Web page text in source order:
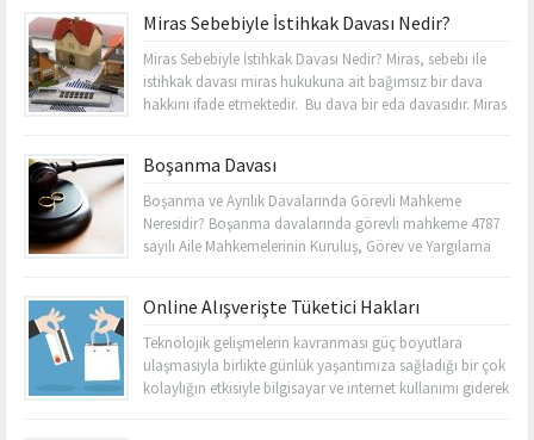
mesajla kendilerine ait tesislere yemeğe davet ederek,
yemek esnasında yüksek sesli müzik eşliğinde yapılan
tanıtımlar ile baskı altına alarak...
Miras Sebebiyle İstihkak Davası Nedir?
Miras Sebebiyle İstihkak Davası Nedir? Miras, sebebi ile
istihkak davası miras hukukuna ait bağımsız bir dava
hakkını ifade etmektedir. Bu dava bir eda davasıdır. Miras
terekenin tamamı veya bir kısmını elinde bulunduranlara
karşı açtığı bir...
Boşanma Davası
Boşanma ve Ayrılık Davalarında Görevli Mahkeme
Neresidir? Boşanma davalarında görevli mahkeme 4787
sayılı Aile Mahkemelerinin Kuruluş, Görev ve Yargılama
Aile Mahkemelerinin bulunmadığı yerlerde ise Asliye
Hukuk Mahkemeleridir. Boşanma ve Ayrılık Davalarında
Yetkili Mahkeme Neresidir? Boşanma ve ayrılık
davalarında...
Online Alışverişte Tüketici Hakları
Teknolojik gelişmelerin kavranması güç boyutlara
ulaşmasıyla birlikte günlük yaşantımıza sağladığı bir çok
kolaylığın etkisiyle bilgisayar ve internet kullanımı giderek